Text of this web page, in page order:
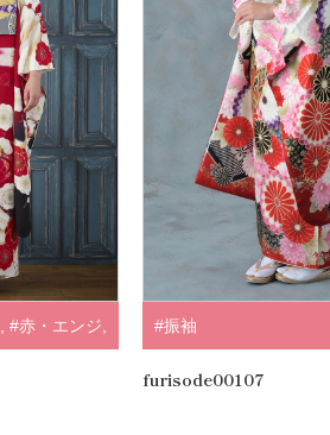
#赤・エンジ #振袖
furisode00107